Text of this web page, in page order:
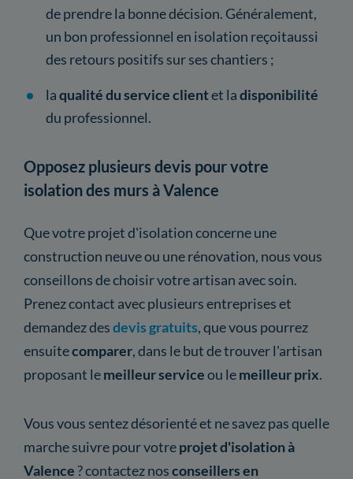
de prendre la bonne décision. Généralement,
un bon professionnel en isolation reçoitaussi
des retours positifs sur ses chantiers ;
laqualité du service clientet ladisponibilité
du professionnel.
Opposez plusieurs devis pour votre
isolation des murs à Valence
Que votre projet d'isolation concerne une
construction neuve ou une rénovation, nous vous
conseillons de choisir votre artisan avec soin.
Prenez contact avec plusieurs entreprises et
demandez desdevis gratuits, que vous pourrez
ensuitecomparer, dans le but de trouver l'artisan
proposant lemeilleur serviceou lemeilleur prix.
Vous vous sentez désorienté et ne savez pas quelle
marche suivre pour votreprojet d'isolation à
Valence? contactez nosconseillers en